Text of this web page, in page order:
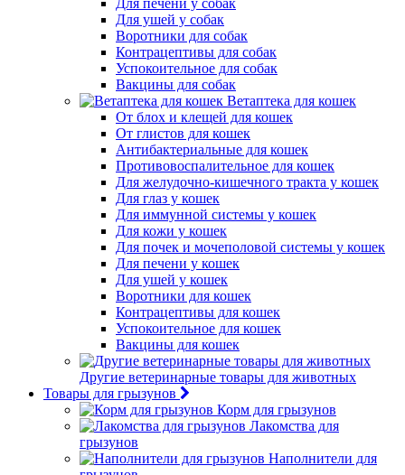
Для печени у собак
Для ушей у собак
Воротники для собак
Контрацептивы для собак
Успокоительное для собак
Вакцины для собак
Ветаптека для кошек
От блох и клещей для кошек
От глистов для кошек
Антибактериальные для кошек
Противовоспалительное для кошек
Для желудочно-кишечного тракта у кошек
Для глаз у кошек
Для иммунной системы у кошек
Для кожи у кошек
Для почек и мочеполовой системы у кошек
Для печени у кошек
Для ушей у кошек
Воротники для кошек
Контрацептивы для кошек
Успокоительное для кошек
Вакцины для кошек
Другие ветеринарные товары для животных
Товары для грызунов
Корм для грызунов
Лакомства для
грызунов
Наполнители для